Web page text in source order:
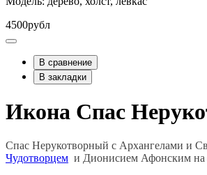
4500рубл
В сравнение
В закладки
Икона Спас
Спас Нерукотворный с Архангелами и
Чудотворцем и Дионисием Афонским на